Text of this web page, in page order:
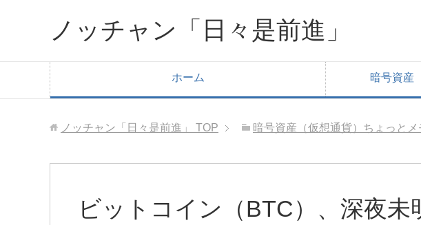
ノッチャン「日々是前進」
ホーム 暗号資産
ノッチャン「日々是前進」 TOP 暗号資産（仮想通貨）ちょっとメ
ビットコイン（BTC）、深夜未